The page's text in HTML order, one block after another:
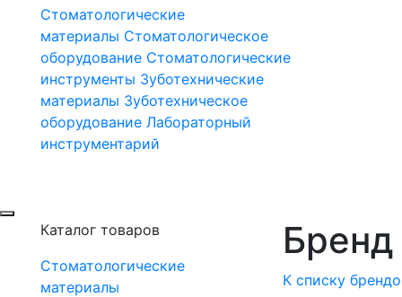
Стоматологические
материалы Стоматологическое
оборудование Стоматологические
инструменты Зуботехнические
материалы Зуботехническое
оборудование Лабораторный
инструментарий
Каталог товаров
Стоматологические
материалы
К списку